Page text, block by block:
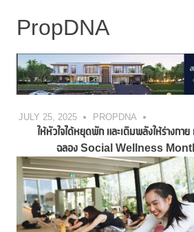
JULY 25, 2025 PROPDNA
ให้หัวใจได้หยุดพัก และเติมพลังให้ร่างกาย
ฉลอง Social Wellness Month